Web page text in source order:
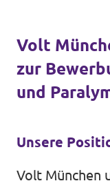
Volt
zur
und
Unsere
Volt München